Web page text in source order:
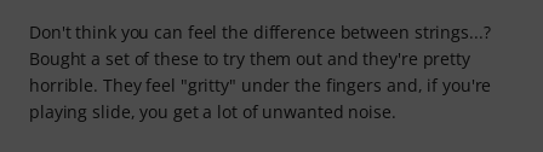
Don't think you can feel the difference between strings...?
Bought a set of these to try them out and they're pretty
horrible. They feel "gritty" under the fingers and, if you're
playing slide, you get a lot of unwanted noise.